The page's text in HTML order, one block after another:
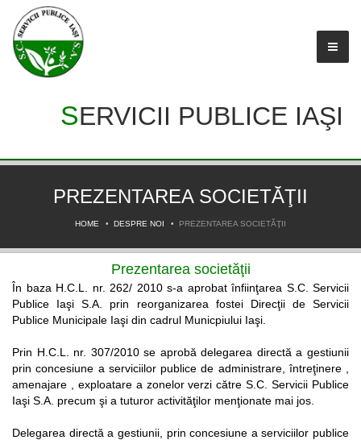
SERVICII PUBLICE IAŞI
PREZENTAREA SOCIETĂŢII
HOME DESPRE NOI PREZENTAREA SOCIETĂŢII
Prezentarea societăţii
În baza H.C.L. nr. 262/ 2010 s-a aprobat înfiinţarea S.C. Servicii
Publice Iaşi S.A. prin reorganizarea fostei Direcţii de Servicii
Publice Municipale Iaşi din cadrul Municpiului Iaşi.
Prin H.C.L. nr. 307/2010 se aprobă delegarea directă a gestiunii
prin concesiune a serviciilor publice de administrare, întreţinere ,
amenajare , exploatare a zonelor verzi către S.C. Servicii Publice
Iaşi S.A. precum şi a tuturor activităţilor menţionate mai jos.
Delegarea directă a gestiunii, prin concesiune a serviciilor publice